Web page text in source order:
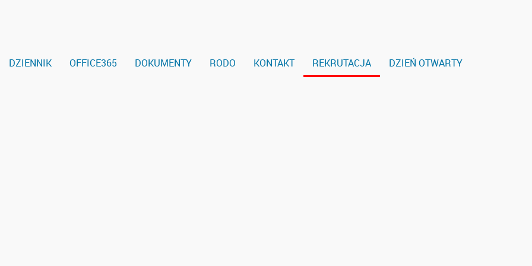
DZIENNIK OFFICE365 DOKUMENTY RODO KONTAKT REKRUTACJA DZIEŃ OTWARTY